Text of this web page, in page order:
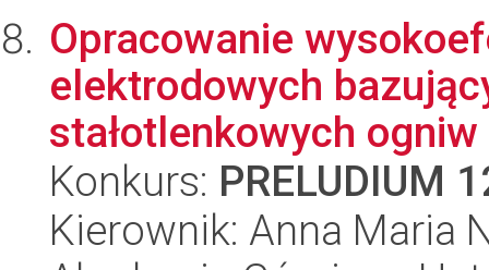
Opracowanie
elektrodowych
stałotlenkowych
Konkurs: PRELUDIUM
Kierownik: Anna Maria